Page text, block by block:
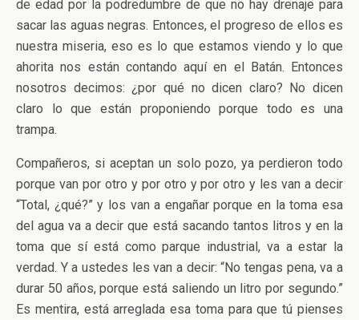
de edad por la podredumbre de que no hay drenaje para
sacar las aguas negras. Entonces, el progreso de ellos es
nuestra miseria, eso es lo que estamos viendo y lo que
ahorita nos están contando aquí en el Batán. Entonces
nosotros decimos: ¿por qué no dicen claro? No dicen
claro lo que están proponiendo porque todo es una
trampa.
Compañeros, si aceptan un solo pozo, ya perdieron todo
porque van por otro y por otro y por otro y les van a decir
“Total, ¿qué?” y los van a engañar porque en la toma esa
del agua va a decir que está sacando tantos litros y en la
toma que sí está como parque industrial, va a estar la
verdad. Y a ustedes les van a decir: “No tengas pena, va a
durar 50 años, porque está saliendo un litro por segundo.”
Es mentira, está arreglada esa toma para que tú pienses